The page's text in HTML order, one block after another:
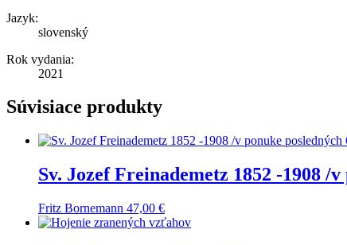
Jazyk:
slovenský
Rok vydania:
2021
Súvisiace produkty
Sv. Jozef Freinademetz 1852 -1908 /
Fritz Bornemann 47,00 €